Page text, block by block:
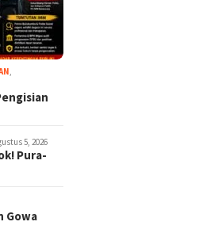
5, 2026
Pura-
Gowa